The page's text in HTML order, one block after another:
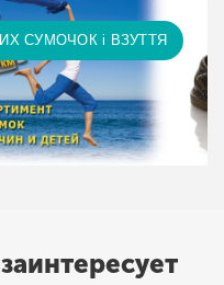
СУМОЧОК і ВЗУТТЯ